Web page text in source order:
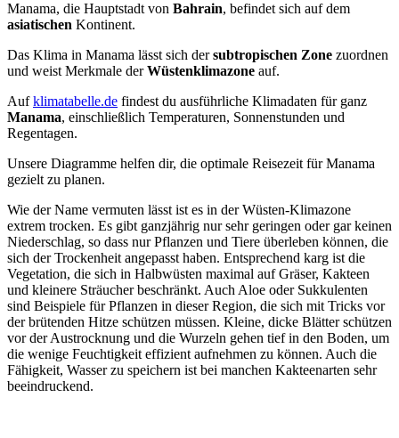
Manama, die Hauptstadt von Bahrain, befindet sich auf dem
asiatischen Kontinent.
Das Klima in Manama lässt sich dersubtropischen Zone zuordnen
und weist Merkmale derWüstenklimazone auf.
Aufklimatabelle.de findest du ausführliche Klimadaten für ganz
Manama, einschließlich Temperaturen, Sonnenstunden und
Regentagen.
Unsere Diagramme helfen dir, die optimale Reisezeit für Manama
gezielt zu planen.
Wie der Name vermuten lässt ist es in der Wüsten-Klimazone
extrem trocken. Es gibt ganzjährig nur sehr geringen oder gar keinen
Niederschlag, so dass nur Pflanzen und Tiere überleben können, die
sich der Trockenheit angepasst haben. Entsprechend karg ist die
Vegetation, die sich in Halbwüsten maximal auf Gräser, Kakteen
und kleinere Sträucher beschränkt. Auch Aloe oder Sukkulenten
sind Beispiele für Pflanzen in dieser Region, die sich mit Tricks vor
der brütenden Hitze schützen müssen. Kleine, dicke Blätter schützen
vor der Austrocknung und die Wurzeln gehen tief in den Boden, um
die wenige Feuchtigkeit effizient aufnehmen zu können. Auch die
Fähigkeit, Wasser zu speichern ist bei manchen Kakteenarten sehr
beeindruckend.